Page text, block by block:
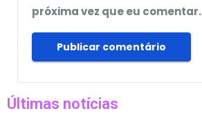
próxima vez que eu comentar.
Últimas notícias